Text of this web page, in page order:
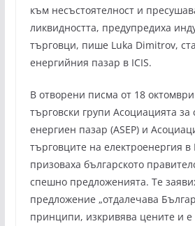
към несъстоятелност и
ликвидността, предупредиха
търговци, пише Luka Dimitrov,
енергийния пазар в ICIS.
В отворени писма от 18
търговски групи Асоциацията за
енергиен пазар (ASEP) и
търговците на електроенергия
призоваха българското
спешно предложенията. Те
предложение „отдалечава
принципи, изкривява цените и е